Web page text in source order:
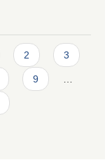
2 3
9